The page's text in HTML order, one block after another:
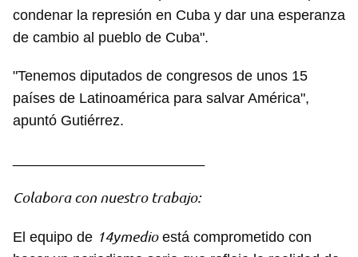
Guardar como favorito
Para poder guardar como favorito, primero has de
INICIAR SESIÓN CANCELAR
condenar la represión en Cuba y dar una esperanza
de cambio al pueblo de Cuba".
"Tenemos diputados de congresos de unos 15
países de Latinoamérica para salvar América",
apuntó Gutiérrez.
Colabora con nuestro trabajo:
El equipo de 14ymedioestá comprometido con